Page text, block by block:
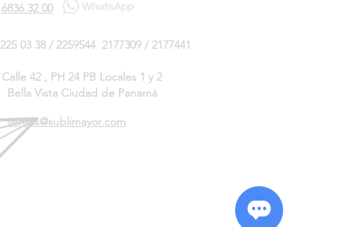
6836 32 00
225 03 38 / 2259544 2177309 / 2177441
Calle 42 , PH 24 PB Locales 1 y 2
Bella Vista Ciudad de Panamá
ventas@sublimayor.com